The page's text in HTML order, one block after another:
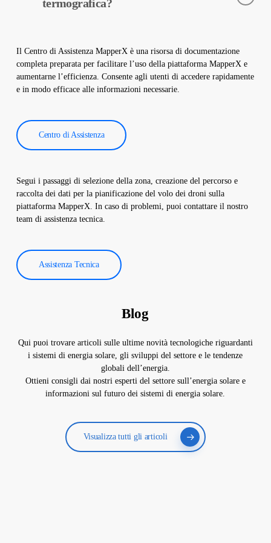
termografica?
software e viene creato un rapporto completo. Questi rapporti
sono utilizzati per migliorare l’efficienza degli impianti solari e
ridurre i costi operativi.
Il Centro di Assistenza MapperX è una risorsa di documentazione
completa preparata per facilitare l’uso della piattaforma MapperX e
aumentarne l’efficienza. Consente agli utenti di accedere rapidamente
e in modo efficace alle informazioni necessarie.
Centro di Assistenza
Segui i passaggi di selezione della zona, creazione del percorso e
raccolta dei dati per la pianificazione del volo dei droni sulla
piattaforma MapperX. In caso di problemi, puoi contattare il nostro
team di assistenza tecnica.
Assistenza Tecnica
Blog
Qui puoi trovare articoli sulle ultime novità tecnologiche riguardanti
i sistemi di energia solare, gli sviluppi del settore e le tendenze
globali dell’energia.
Ottieni consigli dai nostri esperti del settore sull’energia solare e
informazioni sul futuro dei sistemi di energia solare.
Visualizza tutti gli articoli